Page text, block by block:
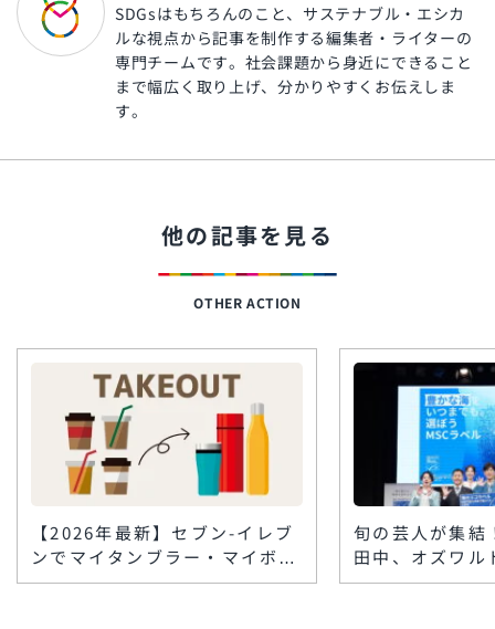
SDGsはもちろんのこと、サステナブル・エシカ
ルな視点から記事を制作する編集者・ライターの
専門チームです。社会課題から身近にできること
まで幅広く取り上げ、分かりやすくお伝えしま
す。
他の記事を見る
OTHER ACTION
【2026年最新】セブン-イレブ
ンでマイタンブラー・マイボト
ルは使える？コンビニコーヒー
旬の芸人が集結
田中、オズワル
テらが『おさか